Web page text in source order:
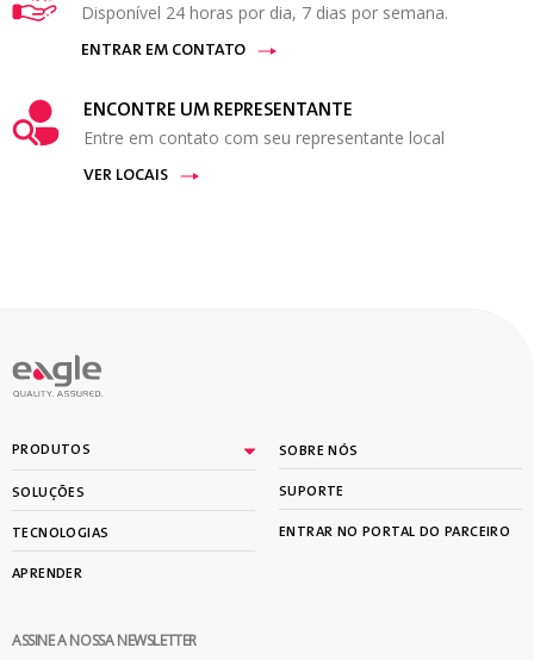
Disponível 24 horas por dia, 7 dias por semana.
ENTRAR EM CONTATO
ENCONTRE UM REPRESENTANTE
Entre em contato com seu representante local
VER LOCAIS
PRODUTOS
SOLUÇÕES
TECNOLOGIAS
APRENDER
SOBRE NÓS
SUPORTE
ENTRAR NO PORTAL DO PARCEIRO
ASSINE A NOSSA NEWSLETTER